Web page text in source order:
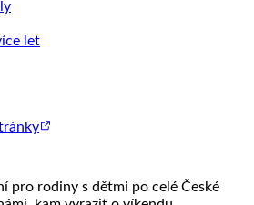
let
pro rodiny s dětmi po celé České